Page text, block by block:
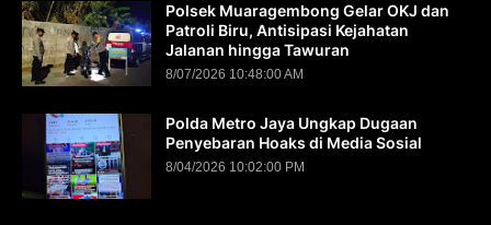
Polsek Muaragembong Gelar OKJ dan
Patroli Biru, Antisipasi Kejahatan
Jalanan hingga Tawuran
8/07/2026 10:48:00 AM
Polda Metro Jaya Ungkap Dugaan
Penyebaran Hoaks di Media Sosial
8/04/2026 10:02:00 PM